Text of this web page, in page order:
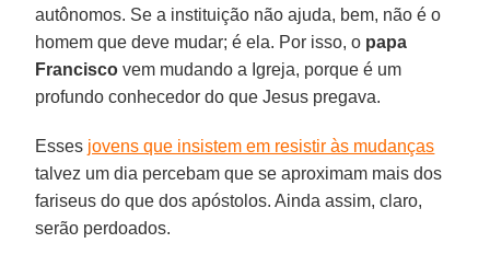
autônomos. Se a instituição não ajuda, bem, não é o
homem que deve mudar; é ela. Por isso, o papa
Francisco vem mudando a Igreja, porque é um
profundo conhecedor do que Jesus pregava.
Esses jovens que insistem em resistir às mudanças
talvez um dia percebam que se aproximam mais dos
fariseus do que dos apóstolos. Ainda assim, claro,
serão perdoados.